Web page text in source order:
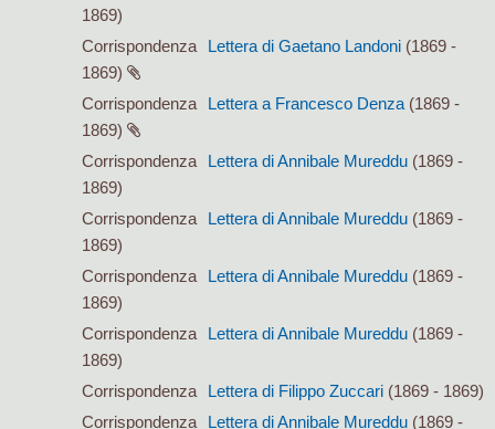
1869)
Corrispondenza
Lettera di Gaetano Landoni (1869 -
1869)
Corrispondenza
Lettera a Francesco Denza (1869 -
1869)
Corrispondenza
Lettera di Annibale Mureddu (1869 -
1869)
Corrispondenza
Lettera di Annibale Mureddu (1869 -
1869)
Corrispondenza
Lettera di Annibale Mureddu (1869 -
1869)
Corrispondenza
Lettera di Annibale Mureddu (1869 -
1869)
Corrispondenza
Lettera di Filippo Zuccari (1869 - 1869)
Corrispondenza
Lettera di Annibale Mureddu (1869 -